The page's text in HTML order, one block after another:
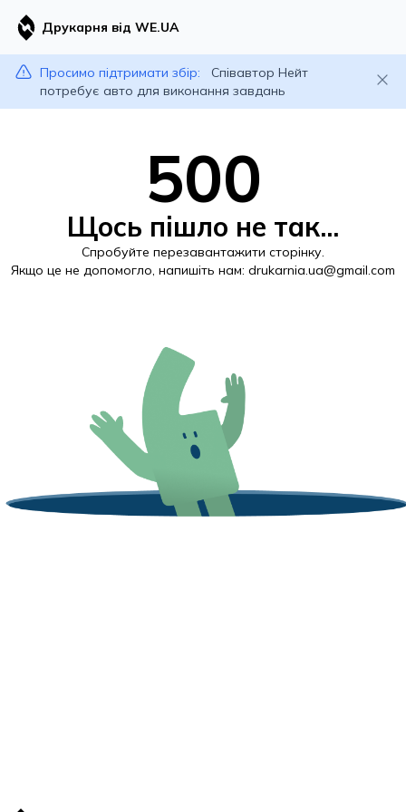
Друкарня від WE.UA
Просимо підтримати збір:
Співавтор Нейт
потребує авто для виконання завдань
500
Щось пішло не так...
Спробуйте перезавантажити сторінку.
Якщо це не допомогло, напишіть нам: drukarnia.ua@gmail.com